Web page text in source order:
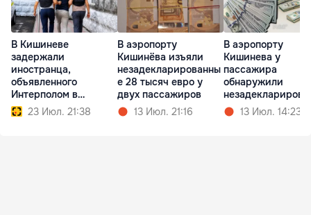
В Кишиневе
задержали
иностранца,
объявленного
Интерполом в
международный
розыск
23 Июл. 21:38
В аэропорту
Кишинёва изъяли
незадекларированны
е 28 тысяч евро у
двух пассажиров
13 Июл. 21:16
В аэропорту
Кишинева у
пассажира
обнаружили
ю валюту
13 Июл. 14:23